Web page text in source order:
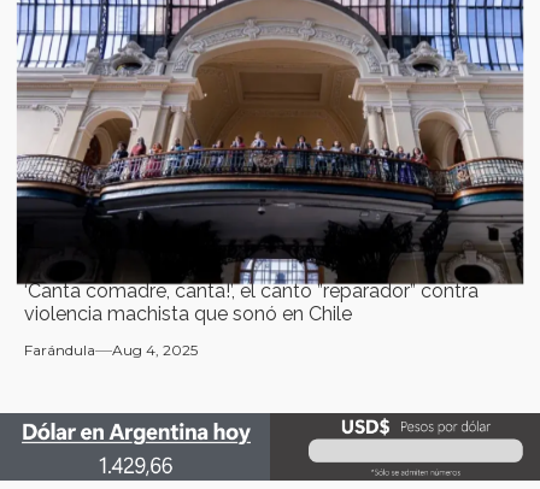
‘Canta comadre, canta!’, el canto ”reparador” contra
violencia machista que sonó en Chile
Farándula Aug 4, 2025